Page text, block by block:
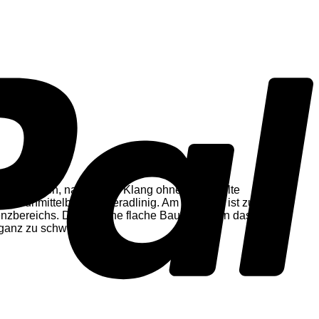
natürlichen Klang ohne ungewollte
unmittelbar und geradlinig. Am Mikrofon ist zudem die
Durch seine flache Bauform kann das e 906
zu schweigen.